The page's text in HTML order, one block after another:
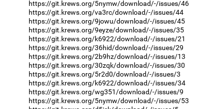
https://git.krews.org/5nymw/download/-/issues/46
https://git.krews.org/va3rc/download/-/issues/44
https://git.krews.org/9jowu/download/-/issues/45
https://git.krews.org/9eyze/download/-/issues/35
https://git.krews.org/k6922/download/-/issues/21
https://git.krews.org/36hid/download/-/issues/29
https://git.krews.org/2b9hz/download/-/issues/13
https://git.krews.org/30zqk/download/-/issues/30
https://git.krews.org/5r2d0/download/-/issues/3
https://git.krews.org/k6922/download/-/issues/34
https://git.krews.org/wg351/download/-/issues/9
https://git.krews.org/5nymw/download/-/issues/53